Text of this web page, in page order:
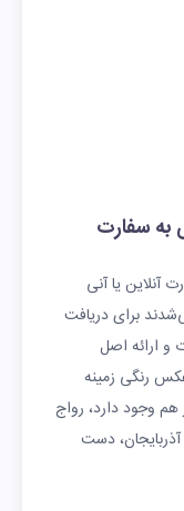
به سفارت
آنلاین یا آنی
برای دریافت
و ارائه اصل
قطعه عکس رنگی زمینه
هم وجود دارد، رواج
دست